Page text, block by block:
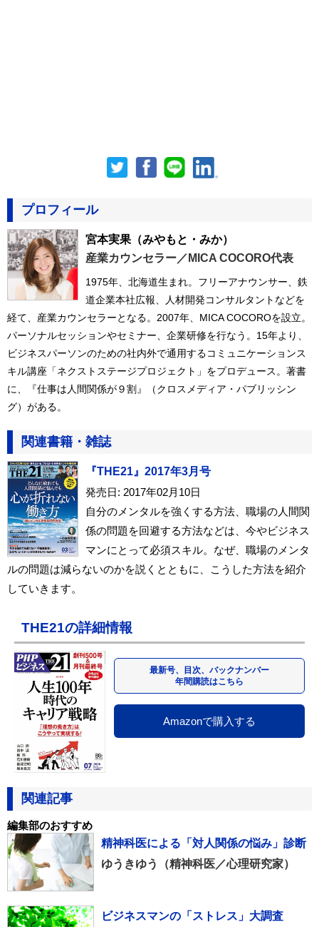
プロフィール
宮本実果 （みやもと・みか）
産業カウンセラー／MICA COCORO代表
1975年、北海道生まれ。フリーアナウンサー、鉄
道企業本社広報、人材開発コンサルタントなどを
経て、産業カウンセラーとなる。2007年、MICA COCOROを設立。
パーソナルセッションやセミナー、企業研修を行なう。15年より、
ビジネスパーソンのための社内外で通用するコミュニケーションス
キル講座「ネクストステージプロジェクト」をプロデュース。著書
に、『仕事は人間関係が９割』（クロスメディア・パブリッシン
グ）がある。
関連書籍・雑誌
『THE21』2017年3月号
発売日: 2017年02月10日
自分のメンタルを強くする方法、職場の人間関
係の問題を回避する方法などは、今やビジネス
マンにとって必須スキル。なぜ、職場のメンタ
ルの問題は減らないのかを説くとともに、こうした方法を紹介
していきます。
THE21の詳細情報
最新号、目次、バックナンバー
年間購読はこちら
Amazonで購入する
関連記事
編集部のおすすめ
精神科医による「対人関係の悩み」診断
ゆうきゆう（精神科医／心理研究家）
ビジネスマンの「ストレス」大調査